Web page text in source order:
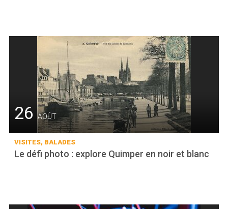
26AOÛT
VISITES, BALADES
Le défi photo : explore Quimper en noir et blanc